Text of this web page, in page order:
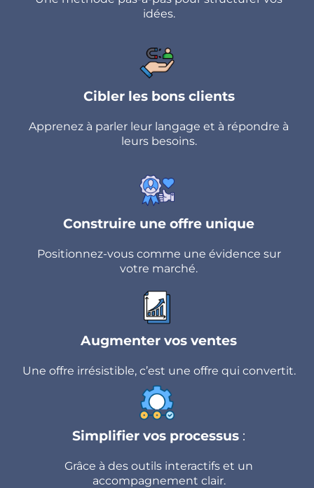
idées.
Cibler les bons clients
Apprenez à parler leur langage et à répondre à
leurs besoins.
Construire une offre unique
Positionnez-vous comme une évidence sur
votre marché.
Augmenter vos ventes
Une offre irrésistible, c’est une offre qui convertit.
Simplifier vos processus :
Grâce à des outils interactifs et un
accompagnement clair.